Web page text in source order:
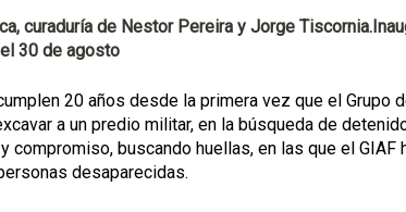
curaduría de Nestor Pereira y Jorge
30 de agosto
20 años desde la primera vez que el Grupo
a un predio militar, en la búsqueda de
compromiso, buscando huellas, en las que el GIAF
desaparecidas.